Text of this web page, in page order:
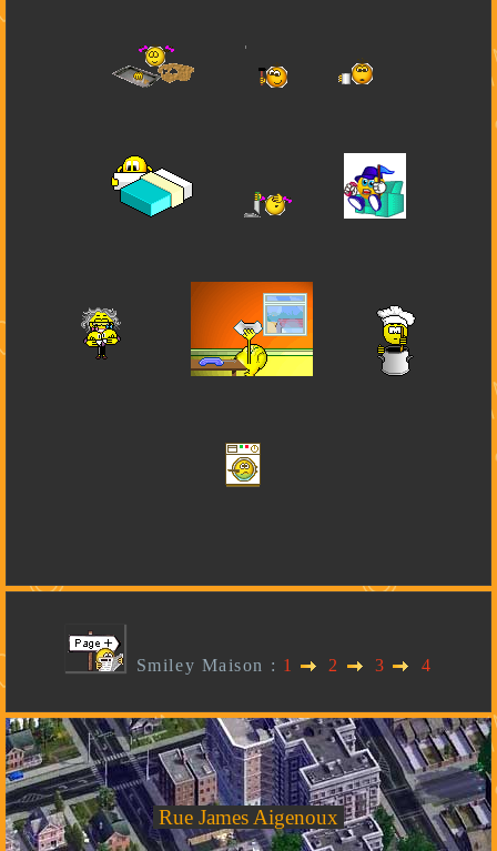
Smiley Maison : 1 2 3 4
Rue James Aigenoux